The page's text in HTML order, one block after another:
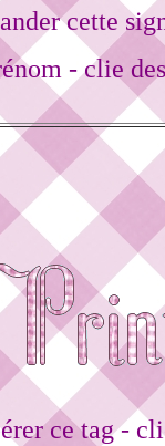
cette
- clie
ce tag -